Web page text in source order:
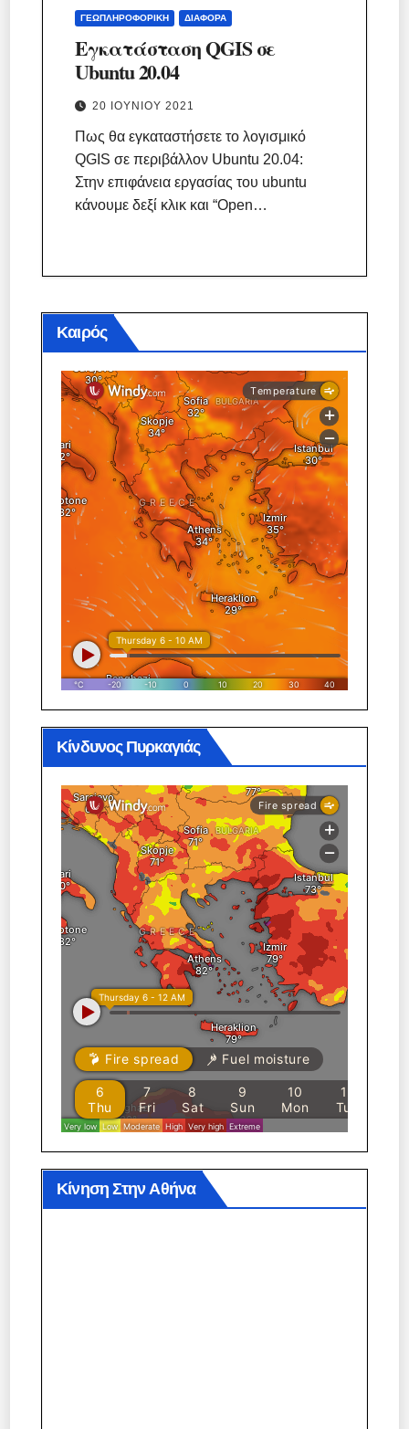
ΓΕΩΠΛΗΡΟΦΟΡΙΚΉ ΔΙΆΦΟΡΑ
Εγκατάσταση QGIS σε
Ubuntu 20.04
20 ΙΟΥΝΊΟΥ 2021
Πως θα εγκαταστήσετε το λογισμικό
QGIS σε περιβάλλον Ubuntu 20.04:
Στην επιφάνεια εργασίας του ubuntu
κάνουμε δεξί κλικ και “Open…
Καιρός
Κίνδυνος Πυρκαγιάς
Κίνηση Στην Αθήνα